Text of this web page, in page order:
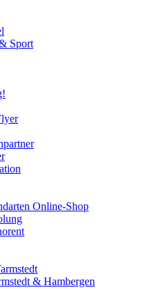
Sport
Online-Shop
& Hambergen